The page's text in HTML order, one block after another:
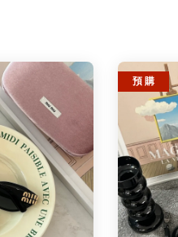
預 購